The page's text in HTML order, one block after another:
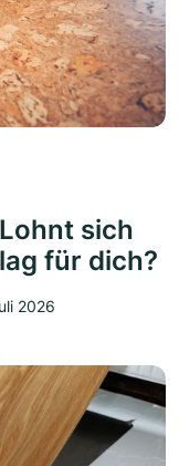
sich
für dich?
2026